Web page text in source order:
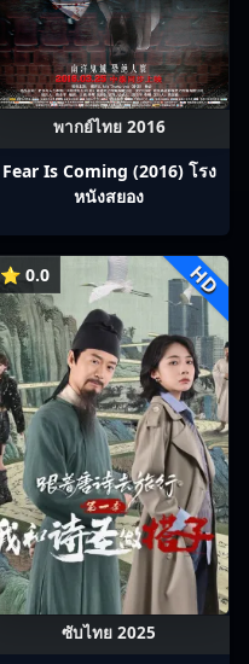
พากย์ไทย 2016
Fear Is Coming (2016) โรง
หนังสยอง
⭐ 0.0 HD
ซับไทย 2025